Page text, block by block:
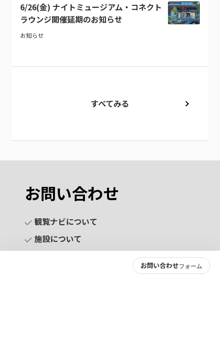
お問い合わせフォーム
6/26(金) ナイトミュージアム・コネクト
ラウンジ開催延期のお知らせ
お知らせ
すべてみる
お問い合わせ
観覧ナビについて
施設について